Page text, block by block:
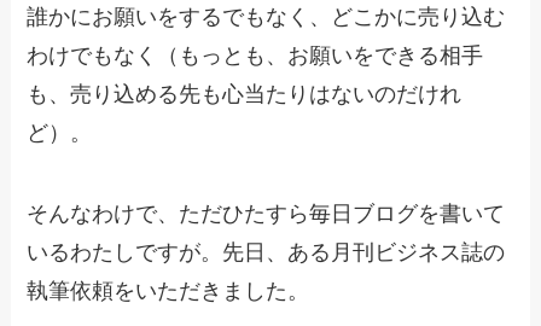
誰かにお願いをするでもなく、どこかに売り込む
わけでもなく（もっとも、お願いをできる相手
も、売り込める先も心当たりはないのだけれ
ど）。
そんなわけで、ただひたすら毎日ブログを書いて
いるわたしですが。先日、ある月刊ビジネス誌の
執筆依頼をいただきました。